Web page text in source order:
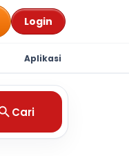
Login
Aplikasi
Cari